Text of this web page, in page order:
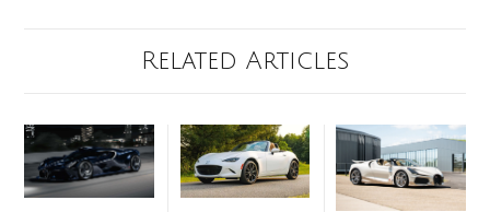
Related Articles